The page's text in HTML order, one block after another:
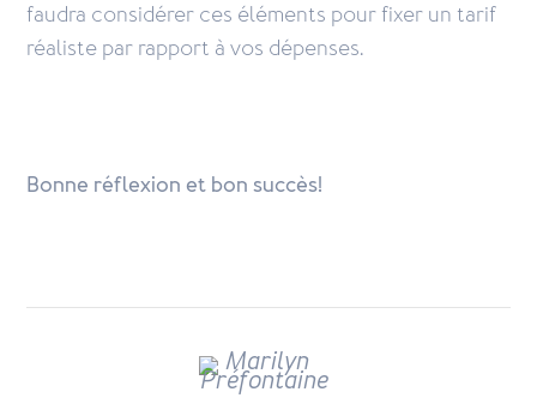
faudra considérer ces éléments pour fixer un tarif
réaliste par rapport à vos dépenses.
Bonne réflexion et bon succès!